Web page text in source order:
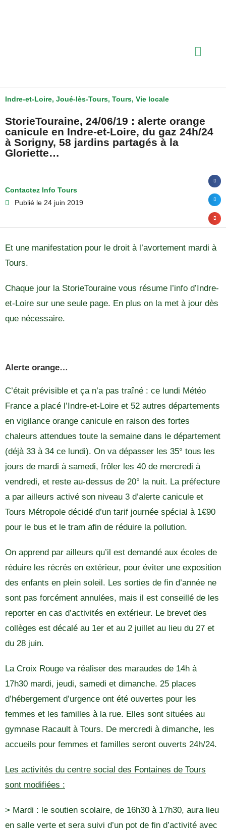
Indre-et-Loire, Joué-lès-Tours, Tours, Vie locale
StorieTouraine, 24/06/19 : alerte orange
canicule en Indre-et-Loire, du gaz 24h/24
à Sorigny, 58 jardins partagés à la
Gloriette…
Contactez Info Tours
Publié le 24 juin 2019
Et une manifestation pour le droit à l’avortement mardi à
Tours.
Chaque jour la StorieTouraine vous résume l’info d’Indre-
et-Loire sur une seule page. En plus on la met à jour dès
que nécessaire.
Alerte orange…
C’était prévisible et ça n’a pas traîné : ce lundi Météo
France a placé l’Indre-et-Loire et 52 autres départements
en vigilance orange canicule en raison des fortes
chaleurs attendues toute la semaine dans le département
(déjà 33 à 34 ce lundi). On va dépasser les 35° tous les
jours de mardi à samedi, frôler les 40 de mercredi à
vendredi, et reste au-dessus de 20° la nuit. La préfecture
a par ailleurs activé son niveau 3 d’alerte canicule et
Tours Métropole décidé d’un tarif journée spécial à 1€90
pour le bus et le tram afin de réduire la pollution.
On apprend par ailleurs qu’il est demandé aux écoles de
réduire les récrés en extérieur, pour éviter une exposition
des enfants en plein soleil. Les sorties de fin d’année ne
sont pas forcément annulées, mais il est conseillé de les
reporter en cas d’activités en extérieur. Le brevet des
collèges est décalé au 1er et au 2 juillet au lieu du 27 et
du 28 juin.
La Croix Rouge va réaliser des maraudes de 14h à
17h30 mardi, jeudi, samedi et dimanche. 25 places
d’hébergement d’urgence ont été ouvertes pour les
femmes et les familles à la rue. Elles sont situées au
gymnase Racault à Tours. De mercredi à dimanche, les
accueils pour femmes et familles seront ouverts 24h/24.
Les activités du centre social des Fontaines de Tours
sont modifiées :
> Mardi : le soutien scolaire, de 16h30 à 17h30, aura lieu
en salle verte et sera suivi d’un pot de fin d’activité avec